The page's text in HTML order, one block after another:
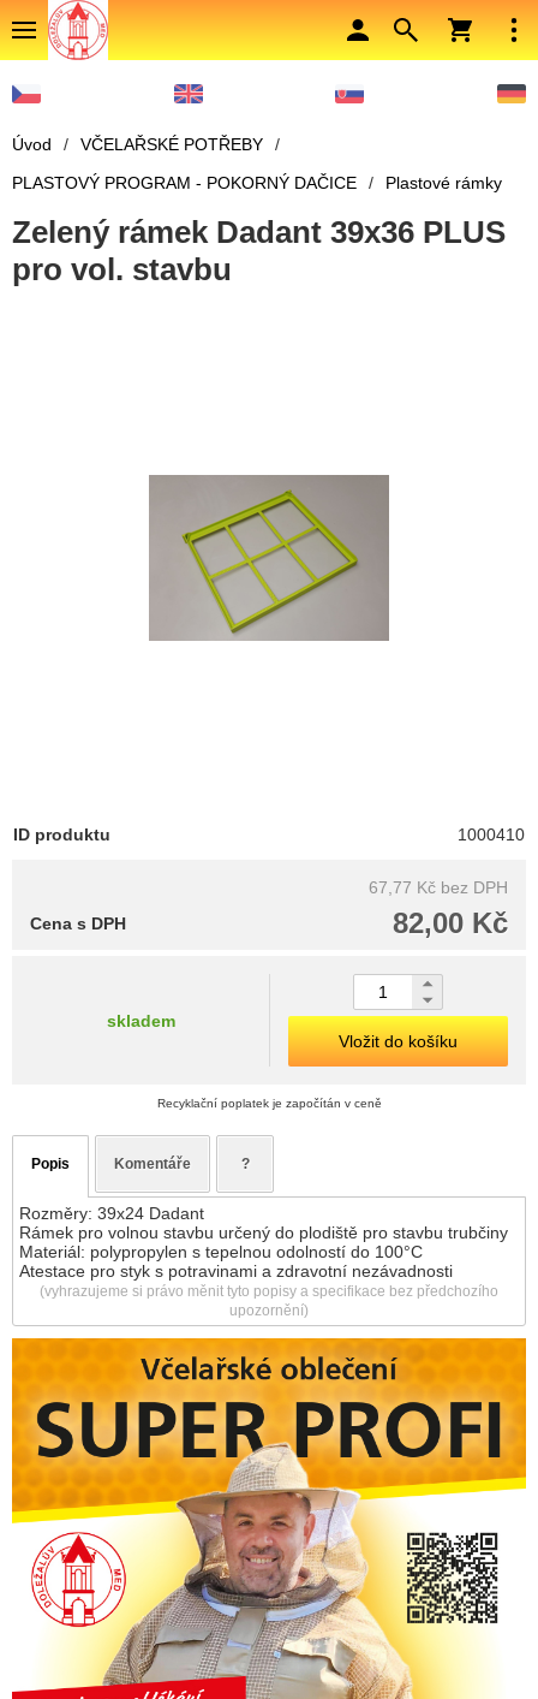
Úvod / VČELAŘSKÉ POTŘEBY
/
PLASTOVÝ PROGRAM - POKORNÝ DAČICE
/ Plastové rámky
Zelený rámek Dadant 39x36 PLUS
pro vol. stavbu
ID produktu 1000410
67,77 Kč bez DPH
82,00 Kč
Cena s DPH
skladem
Vložit do košíku
Recyklační poplatek je započítán v ceně
Popis Komentáře ?
Rozměry: 39x24 Dadant
Rámek pro volnou stavbu určený do plodiště pro stavbu trubčiny
Materiál: polypropylen s tepelnou odolností do 100°C
Atestace pro styk s potravinami a zdravotní nezávadnosti
(vyhrazujeme si právo měnit tyto popisy a specifikace bez předchozího
upozornění)